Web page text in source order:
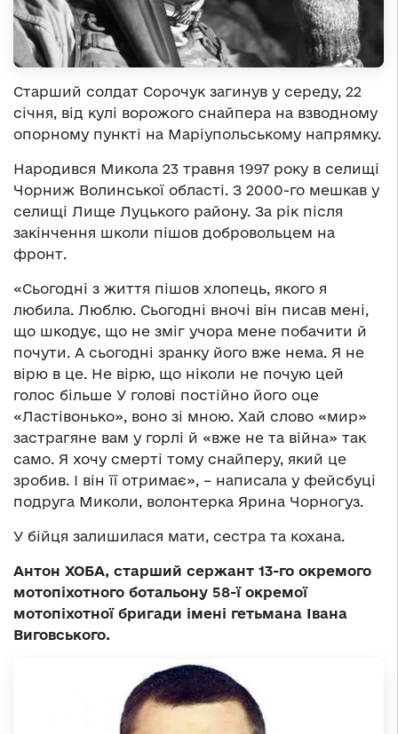
Старший солдат Сорочук загинув у середу, 22
січня, від кулі ворожого снайпера на взводному
опорному пункті на Маріупольському напрямку.
Народився Микола 23 травня 1997 року в селищі
Чорниж Волинської області. З 2000-го мешкав у
селищі Лище Луцького району. За рік після
закінчення школи пішов добровольцем на
фронт.
«Сьогодні з життя пішов хлопець, якого я
любила. Люблю. Сьогодні вночі він писав мені,
що шкодує, що не зміг учора мене побачити й
почути. А сьогодні зранку його вже нема. Я не
вірю в це. Не вірю, що ніколи не почую цей
голос більше У голові постійно його оце
«Ластівонько», воно зі мною. Хай слово «мир»
застрагяне вам у горлі й «вже не та війна» так
само. Я хочу смерті тому снайперу, який це
зробив. І він її отримає», – написала у фейсбуці
подруга Миколи, волонтерка Ярина Чорногуз.
У бійця залишилася мати, сестра та кохана.
Антон ХОБА, старший сержант 13-го окремого
мотопіхотного ботальону 58-ї окремої
мотопіхотної бригади імені гетьмана Івана
Виговського.